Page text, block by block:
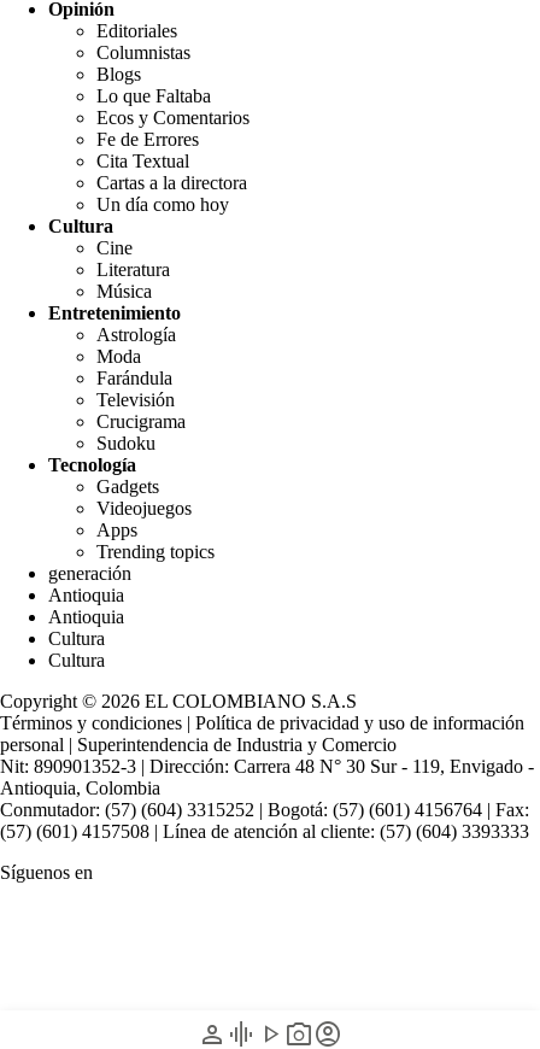
person graphic_eq play_arrow photo_cameraaccount_circle
Opinión
Editoriales
Columnistas
Blogs
Lo que Faltaba
Ecos y Comentarios
Fe de Errores
Cita Textual
Cartas a la directora
Un día como hoy
Cultura
Cine
Literatura
Música
Entretenimiento
Astrología
Moda
Farándula
Televisión
Crucigrama
Sudoku
Tecnología
Gadgets
Videojuegos
Apps
Trending topics
generación
Antioquia
Antioquia
Cultura
Cultura
Copyright © 2026 EL COLOMBIANO S.A.S
Términos y condiciones | Política de privacidad y uso de información
personal | Superintendencia de Industria y Comercio
Nit: 890901352-3 | Dirección: Carrera 48 N° 30 Sur - 119, Envigado -
Antioquia, Colombia
Conmutador: (57) (604) 3315252 | Bogotá: (57) (601) 4156764 | Fax:
(57) (601) 4157508 | Línea de atención al cliente: (57) (604) 3393333
Síguenos en